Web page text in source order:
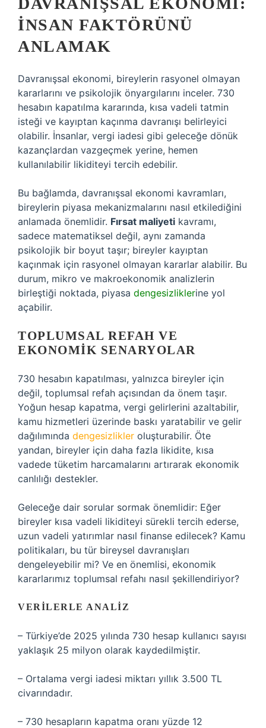
İNSAN FAKTÖRÜNÜ
ANLAMAK
Davranışsal ekonomi, bireylerin rasyonel olmayan
kararlarını ve psikolojik önyargılarını inceler. 730
hesabın kapatılma kararında, kısa vadeli tatmin
isteği ve kayıptan kaçınma davranışı belirleyici
olabilir. İnsanlar, vergi iadesi gibi geleceğe dönük
kazançlardan vazgeçmek yerine, hemen
kullanılabilir likiditeyi tercih edebilir.
Bu bağlamda, davranışsal ekonomi kavramları,
bireylerin piyasa mekanizmalarını nasıl etkilediğini
anlamada önemlidir. Fırsat maliyeti kavramı,
sadece matematiksel değil, aynı zamanda
psikolojik bir boyut taşır; bireyler kayıptan
kaçınmak için rasyonel olmayan kararlar alabilir. Bu
durum, mikro ve makroekonomik analizlerin
birleştiği noktada, piyasa dengesizliklerine yol
açabilir.
TOPLUMSAL REFAH VE
EKONOMIK SENARYOLAR
730 hesabın kapatılması, yalnızca bireyler için
değil, toplumsal refah açısından da önem taşır.
Yoğun hesap kapatma, vergi gelirlerini azaltabilir,
kamu hizmetleri üzerinde baskı yaratabilir ve gelir
dağılımında dengesizlikler oluşturabilir. Öte
yandan, bireyler için daha fazla likidite, kısa
vadede tüketim harcamalarını artırarak ekonomik
canlılığı destekler.
Geleceğe dair sorular sormak önemlidir: Eğer
bireyler kısa vadeli likiditeyi sürekli tercih ederse,
uzun vadeli yatırımlar nasıl finanse edilecek? Kamu
politikaları, bu tür bireysel davranışları
dengeleyebilir mi? Ve en önemlisi, ekonomik
kararlarımız toplumsal refahı nasıl şekillendiriyor?
VERILERLE ANALIZ
– Türkiye’de 2025 yılında 730 hesap kullanıcı sayısı
yaklaşık 25 milyon olarak kaydedilmiştir.
– Ortalama vergi iadesi miktarı yıllık 3.500 TL
civarındadır.
– 730 hesapların kapatma oranı yüzde 12